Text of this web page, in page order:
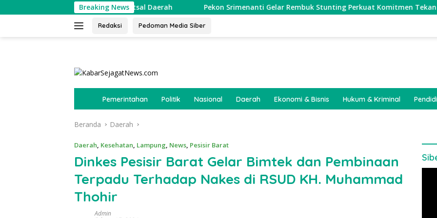
ke
Breaking News
Cari Bibit Atlet Futsal Daerah Pekon Srimenanti Gelar Rembuk Stunting Perkuat Komitmen Tekan Angka
Redaksi Pedoman Media Siber
a
a
Pemerintahan Politik Nasional Daerah Ekonomi & Bisnis Hukum & Kriminal
Beranda Daerah
Daerah Kesehatan Lampung News Pesisir Barat
Dinkes Pesisir Barat Gelar Bimtek dan Pembinaan
Terpadu Terhadap Nakes di RSUD KH. Muhammad
Thohir
Admin